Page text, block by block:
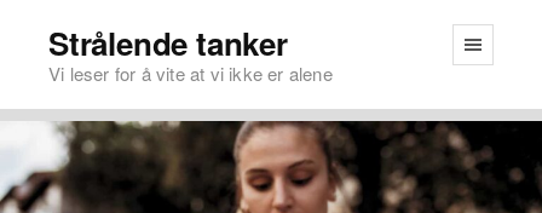
Strålende tanker
Vi leser for å vite at vi ikke er alene